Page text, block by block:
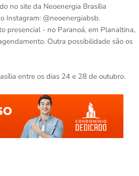
no site da Neoenergia Brasília
Instagram: @neoenergiabsb.
presencial - no Paranoá, em Planaltina,
Outra possibilidade são os
entre os dias 24 e 28 de outubro.